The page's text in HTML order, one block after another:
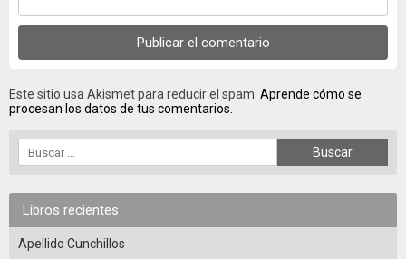
Este sitio usa Akismet para reducir el spam. Aprende cómo se
procesan los datos de tus comentarios.
Libros recientes
Apellido Cunchillos